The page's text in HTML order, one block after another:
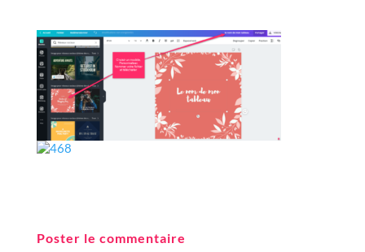
Poster le commentaire